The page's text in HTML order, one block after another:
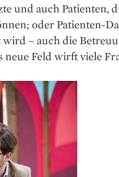
und auch Patienten,
oder Patienten-
– auch die
neue Feld wirft viele